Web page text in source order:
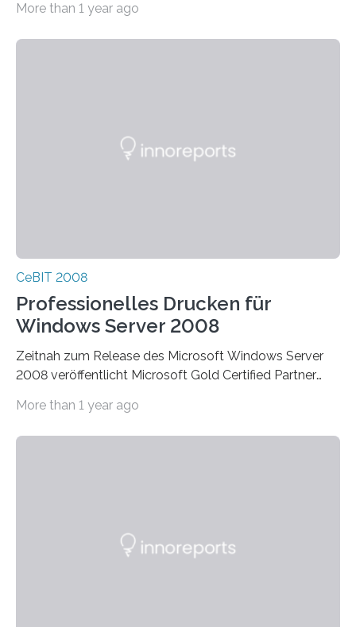
telemedizinische…
More than 1 year ago
CeBIT 2008
Professionelles Drucken für
Windows Server 2008
Zeitnah zum Release des Microsoft Windows Server
2008 veröffentlicht Microsoft Gold Certified Partner
More than 1 year ago